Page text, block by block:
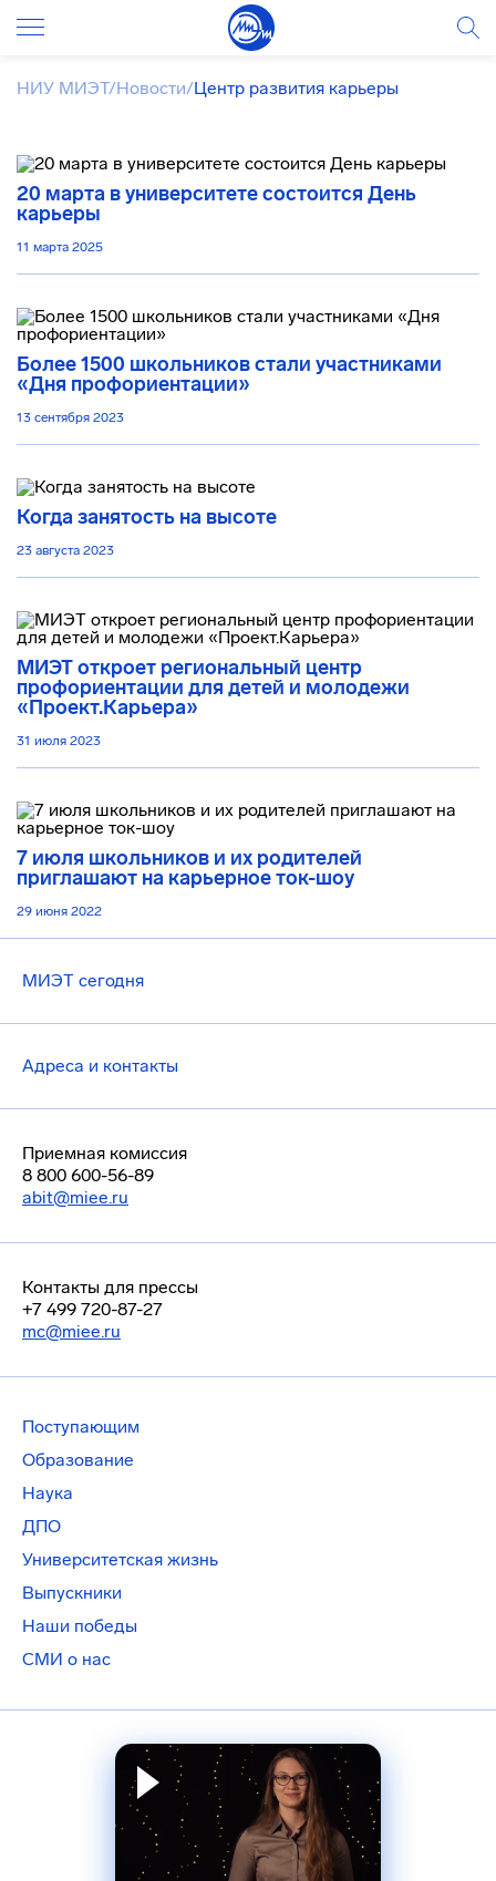
НИУ МИЭТ/Новости/Центр развития карьеры
20 марта в университете состоится День
карьеры
11 марта 2025
Более 1500 школьников стали участниками
«Дня профориентации»
13 сентября 2023
Когда занятость на высоте
23 августа 2023
МИЭТ откроет региональный центр
профориентации для детей и молодежи
«Проект.Карьера»
31 июля 2023
7 июля школьников и их родителей
приглашают на карьерное ток-шоу
29 июня 2022
МИЭТ сегодня
Адреса и контакты
Приемная комиссия
8 800 600-56-89
abit@miee.ru
Контакты для прессы
+7 499 720-87-27
mc@miee.ru
Поступающим
Образование
Наука
ДПО
Университетская жизнь
Выпускники
Наши победы
СМИ о нас